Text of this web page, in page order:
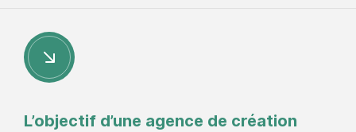
L’objectif d’une agence de création